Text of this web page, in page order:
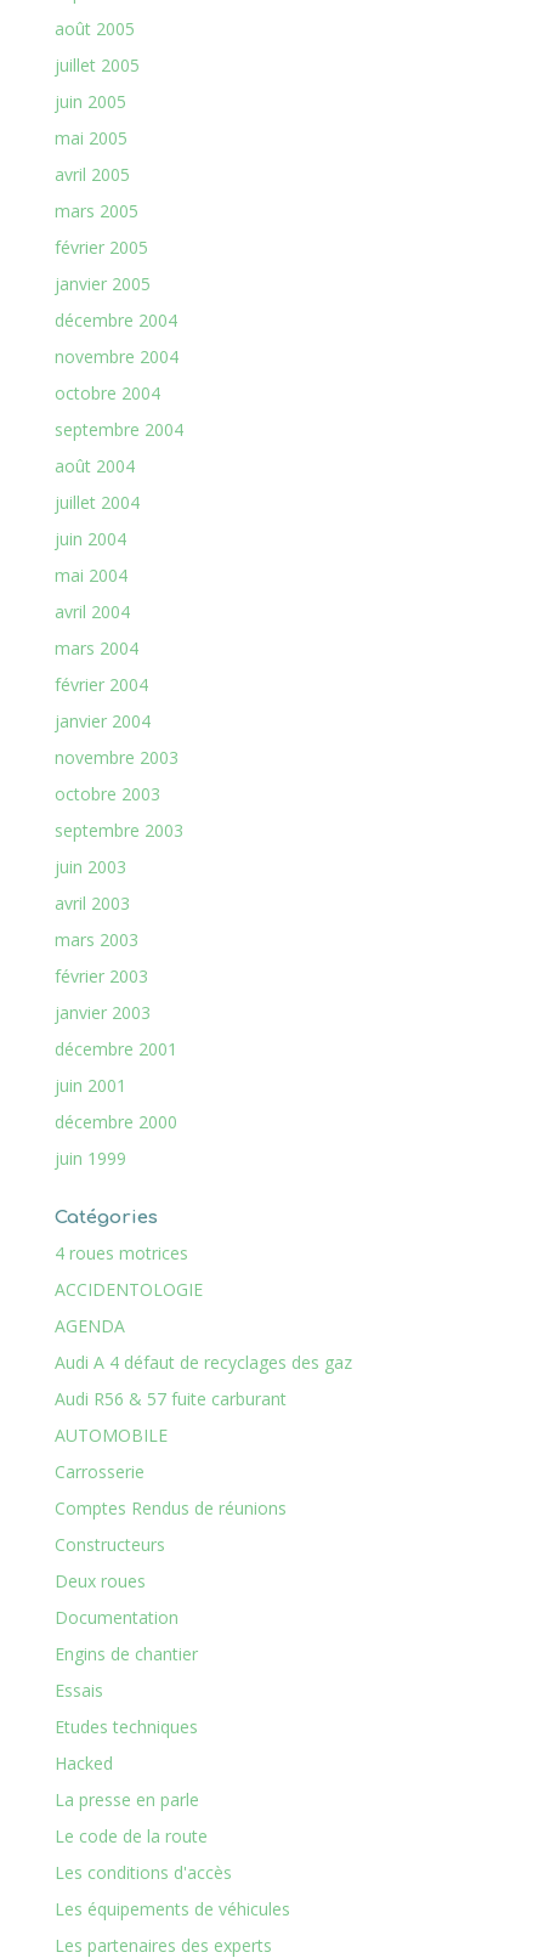
août 2005
juillet 2005
juin 2005
mai 2005
avril 2005
mars 2005
février 2005
janvier 2005
décembre 2004
novembre 2004
octobre 2004
septembre 2004
août 2004
juillet 2004
juin 2004
mai 2004
avril 2004
mars 2004
février 2004
janvier 2004
novembre 2003
octobre 2003
septembre 2003
juin 2003
avril 2003
mars 2003
février 2003
janvier 2003
décembre 2001
juin 2001
décembre 2000
juin 1999
Catégories
4 roues motrices
ACCIDENTOLOGIE
AGENDA
Audi A 4 défaut de recyclages des gaz
Audi R56 & 57 fuite carburant
AUTOMOBILE
Carrosserie
Comptes Rendus de réunions
Constructeurs
Deux roues
Documentation
Engins de chantier
Essais
Etudes techniques
Hacked
La presse en parle
Le code de la route
Les conditions d'accès
Les équipements de véhicules
Les partenaires des experts